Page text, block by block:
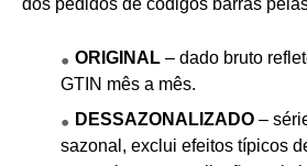
dos pedidos de códigos barras
ORIGINAL – dado bruto
GTIN mês a mês.
DESSAZONALIZADO –
sazonal, exclui efeitos típicos